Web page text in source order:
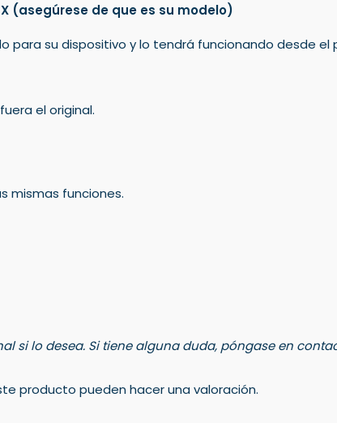
(asegúrese de que es su modelo)
su dispositivo y lo tendrá funcionando desde el
el original.
mismas funciones.
si lo desea. Si tiene alguna duda, póngase en
producto pueden hacer una valoración.